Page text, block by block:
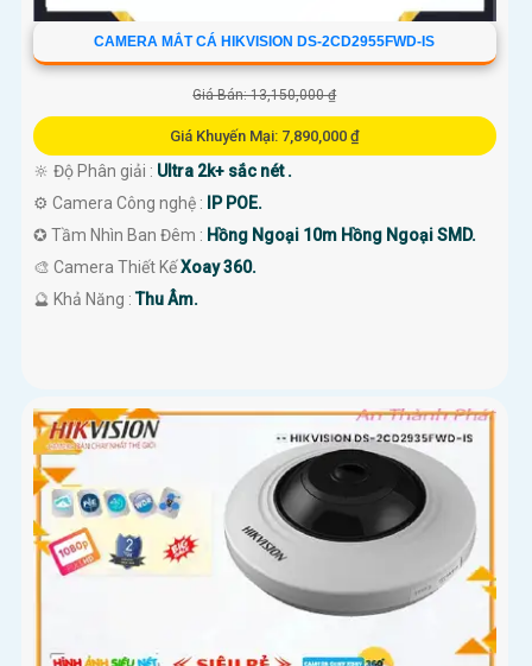
CAMERA MẮT CÁ HIKVISION DS-2CD2955FWD-IS
Giá Bán: 13,150,000 ₫
Giá Khuyến Mại: 7,890,000 ₫
🔆 Độ Phân giải : Ultra 2k+ sắc nét .
⚙ Camera Công nghệ :
IP POE.
✪ Tầm Nhìn Ban Đêm : Hồng Ngoại 10m Hồng Ngoại SMD.
🎨 Camera Thiết KếXoay 360.
️🔮 Khả Năng :Thu Âm.